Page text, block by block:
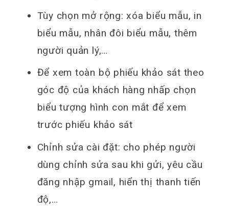
Tùy chọn mở rộng: xóa biểu mẫu, in
biểu mẫu, nhân đôi biểu mẫu, thêm
người quản lý,…
Để xem toàn bộ phiếu khảo sát theo
góc độ của khách hàng nhấp chọn
biểu tượng hình con mắt để xem
trước phiếu khảo sát
Chỉnh sửa cài đặt: cho phép người
dùng chỉnh sửa sau khi gửi, yêu cầu
đăng nhập gmail, hiển thị thanh tiến
độ,…